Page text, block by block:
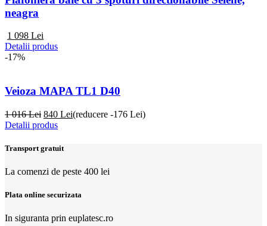
neagra
1 098 Lei
Detalii produs
-17%
Veioza MAPA TL1 D40
1 016 Lei 840 Lei(reducere -176 Lei)
Detalii produs
Transport gratuit
La comenzi de peste 400 lei
Plata online securizata
In siguranta prin euplatesc.ro